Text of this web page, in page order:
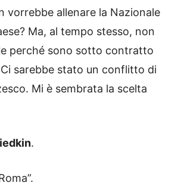
vorrebbe allenare la Nazionale
Ma, al tempo stesso, non
perché sono sotto contratto
sarebbe stato un conflitto di
Mi è sembrata la scelta
.